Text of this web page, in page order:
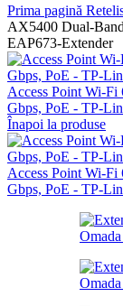
Prima pagină
AX5400 Dual-
EAP673-Extender
Access Point Wi-
Gbps, PoE - TP-
Înapoi la produse
Access Point Wi-
Gbps, PoE - TP-